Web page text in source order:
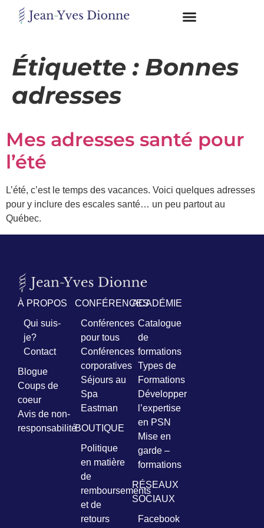
Étiquette : Bonnes
adresses
Mes adresses santé pour
l’été
L’été, c’est le temps des vacances. Voici quelques adresses
pour y inclure des escales santé… un peu partout au
Québec.
À PROPOS
Qui suis-
je?
Contact
Blogue
Coups de
coeur
Avis de non-
responsabilité
CONFÉRENCES
Conférences
pour tous
Conférences
corporatives
Séjours au
Spa
Eastman
BOUTIQUE
Politique
en matière
de
remboursements
et de
retours
ACADÉMIE
Catalogue
de
formations
Types de
Formations
Développer
l’expertise
en PSN
Mise en
garde –
formations
RÉSEAUX
SOCIAUX
Facebook
en
contact
mon
pdf
"BONS
GRAS,
GRAS"
en
vous
Prénom
*
Courriel
Vous
pourrez
désabonner
en
tout
temps